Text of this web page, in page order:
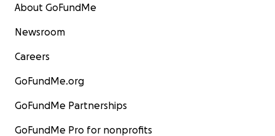
About GoFundMe
Newsroom
Careers
GoFundMe.org
GoFundMe Partnerships
GoFundMe Pro for nonprofits